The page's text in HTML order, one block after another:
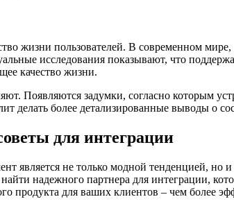
жизни пользователей. В современном
исследования показывают, что
качество жизни.
Появляются задумки, согласно которым
делать более детализированные выводы о
для интеграции
является не только модной тенденцией,
надежного партнера для интеграции,
продукта для ваших клиентов – чем более